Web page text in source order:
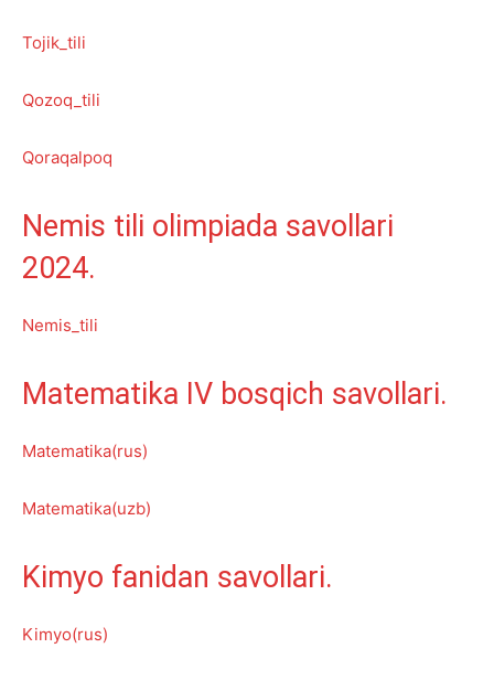
Tojik_tili
Qozoq_tili
Qoraqalpoq
Nemis tili olimpiada savollari
2024.
Nemis_tili
Matematika IV bosqich savollari.
Matematika(rus)
Matematika(uzb)
Kimyo fanidan savollari.
Kimyo(rus)